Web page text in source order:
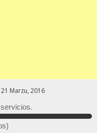
21 Marzu, 2016